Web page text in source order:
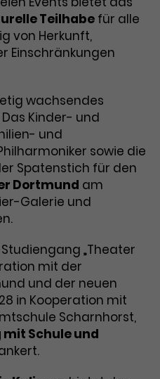
wiedererkannt werden,
zu
Bereichen gewährt.
Tracking-
wird von Google
, Sitzungs- und
zu berechnen
der Website für
der Website zu
Cookies speichern
anonym und weisen
Nummer zu,
zu erkennen.
Scripte, die es uns
unserer
und
helfen sie
verwendet, um
Werbeanzeigen zu
Cookie hilft dabei
ob Nutzer über
auf unsere
sind.
Teilhabe für alle
von Herkunft,
Einschränkungen
wachsendes
Kinder- und
und
sowie die
Spatenstich für den
Dortmund am
Galerie und
„Theater
mit der
und der neuen
in Kooperation mit
Scharnhorst,
Schule und